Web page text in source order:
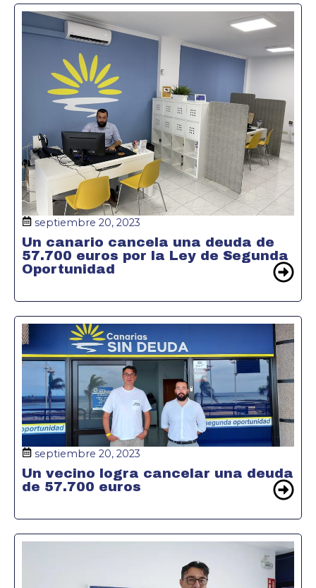
septiembre 20, 2023
Un canario cancela una deuda de
57.700 euros por la Ley de Segunda
Oportunidad
septiembre 20, 2023
Un vecino logra cancelar una deuda
de 57.700 euros